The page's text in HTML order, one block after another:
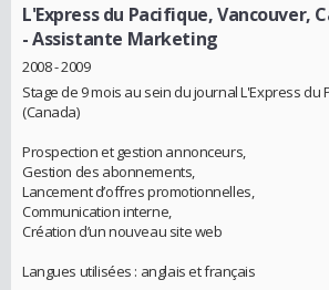
L'Express du Pacifique, Vancouver,
- Assistante Marketing
2008 - 2009
Stage de 9 mois au sein du journal L'Express du
(Canada)
Prospection et gestion annonceurs,
Gestion des abonnements,
Lancement d’offres promotionnelles,
Communication interne,
Création d’un nouveau site web
Langues utilisées : anglais et français